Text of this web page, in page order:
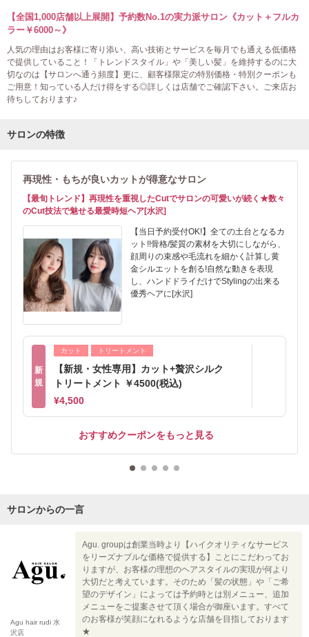
【全国1,000店舗以上展開】予約数No.1の実力派サロン《カット＋フルカ
ラー￥6000～》
人気の理由はお客様に寄り添い、高い技術とサービスを毎月でも通える低価格
で提供していること！「トレンドスタイル」や「美しい髪」を維持するのに大
切なのは【サロンへ通う頻度】更に、顧客様限定の特別価格・特別クーポンも
ご用意！知っている人だけ得をする◎詳しくは店舗でご確認下さい。ご来店お
待ちしております♪
サロンの特徴
再現性・もちが良いカットが得意なサロン
【最旬トレンド】再現性を重視したCutでサロンの可愛いが続く★数々
のCut技法で魅せる最愛時短ヘア[水沢]
【当日予約受付OK!】全ての土台となるカ
ット!!骨格/髪質の素材を大切にしながら、
顔周りの束感や毛流れを細かく計算し黄
金シルエットを創る!自然な動きを表現
し、ハンドドライだけでStylingの出来る
優秀ヘアに[水沢]
新
規
カット トリートメント
【新規・女性専用】カット+贅沢シルク
トリートメント ￥4500(税込)
¥4,500
おすすめクーポンをもっと見る
サロンからの一言
Agu hair rudi 水
沢店
Agu. groupは創業当時より【ハイクオリティなサービス
をリーズナブルな価格で提供する】ことにこだわってお
りますが、お客様の理想のヘアスタイルの実現が何より
大切だと考えています。そのため「髪の状態」や「ご希
望のデザイン」によっては予約時とは別メニュー、追加
メニューをご提案させて頂く場合が御座います。すべて
のお客様が笑顔になれるような店舗を目指しております
★